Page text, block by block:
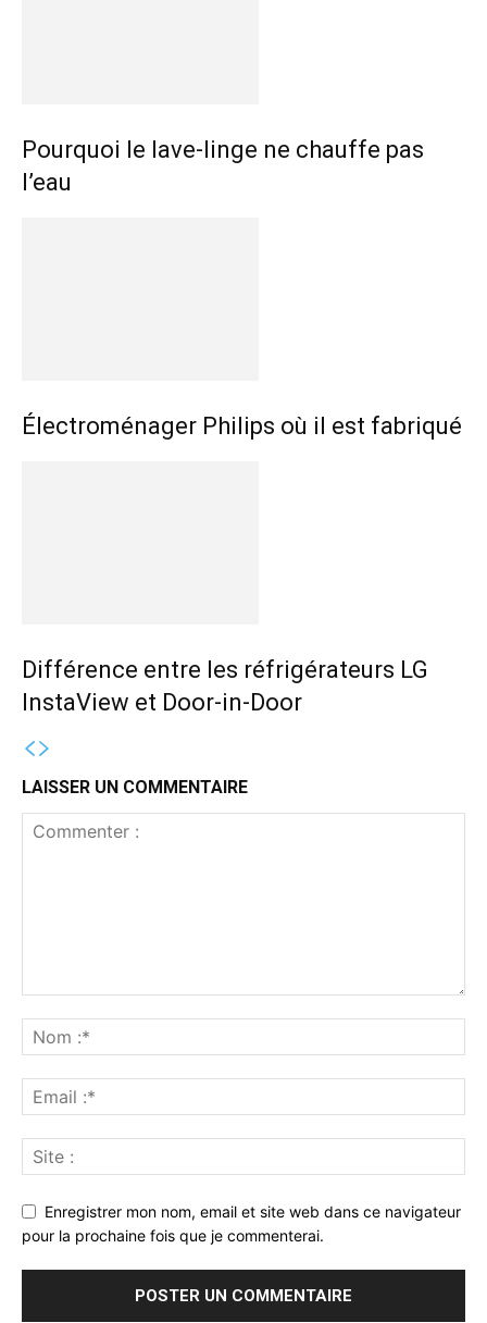
Pourquoi le lave-linge ne chauffe pas
l’eau
Électroménager Philips où il est fabriqué
Différence entre les réfrigérateurs LG
InstaView et Door-in-Door
LAISSER UN COMMENTAIRE
Enregistrer mon nom, email et site web dans ce navigateur
pour la prochaine fois que je commenterai.